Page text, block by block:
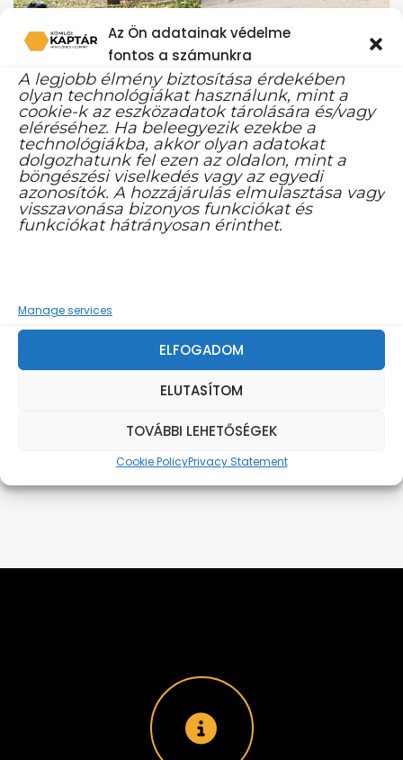
Az Ön adatainak védelme
fontos a számunkra
A legjobb élmény biztosítása érdekében
olyan technológiákat használunk, mint a
cookie-k az eszközadatok tárolására és/vagy
eléréséhez. Ha beleegyezik ezekbe a
technológiákba, akkor olyan adatokat
dolgozhatunk fel ezen az oldalon, mint a
böngészési viselkedés vagy az egyedi
azonosítók. A hozzájárulás elmulasztása vagy
visszavonása bizonyos funkciókat és
funkciókat hátrányosan érinthet.
Manage services
ELFOGADOM
ELUTASÍTOM
TOVÁBBI LEHETŐSÉGEK
Cookie PolicyPrivacy Statement
OSZD MEG EZT A BEJEGYZÉST
KÖVEZKEZŐ HÍR